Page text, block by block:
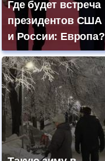
Где будет встреча
президентов США
и России: Европа?